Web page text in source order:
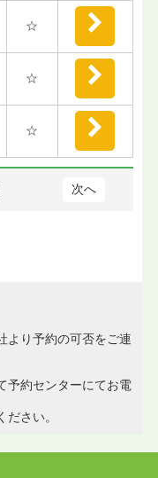
☆
☆
☆
次へ
より予約の可否をご連
予約センターにてお電
さい。